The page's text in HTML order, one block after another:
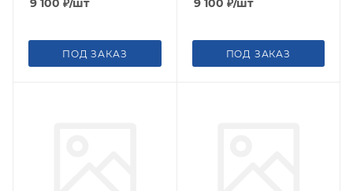
9 100 ₽/шт
ПОД ЗАКАЗ
9 100 ₽/шт
ПОД ЗАКАЗ